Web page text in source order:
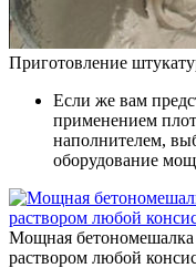
Приготовление
Если же вам
применением
наполнителем,
оборудование
Мощная бетономешалка
раствором любой